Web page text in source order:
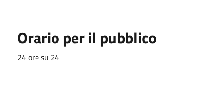
Orario per il pubblico
24 ore su 24